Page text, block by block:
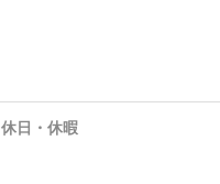
休日・休暇